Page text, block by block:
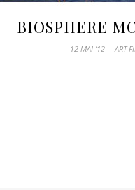
BIOSPHERE
12 MAI ’12 ART-